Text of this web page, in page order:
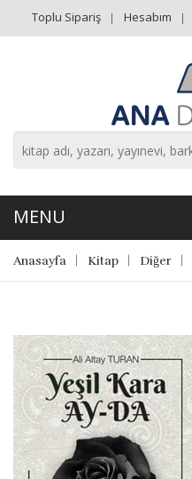
Toplu Sipariş Hesabım
Anasayfa Kitap Diğer